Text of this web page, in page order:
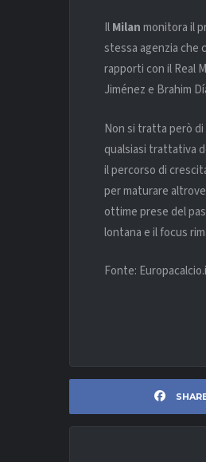
IlMilanmonitora il
stessa agenzia che
rapporti con il Real
Jiménez e Brahim
Non si tratta però di
qualsiasi trattativa
il percorso di
per maturare
ottime prese del
lontana e il focus
Fonte: